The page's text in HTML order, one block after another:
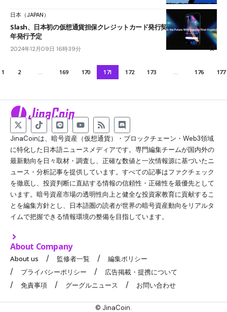
日本（JAPAN）
Slash、日本初の仮想通貨担保クレジットカード発行契約を締結｜2025
年発行予定
2024年12月09日 16時39分
1 2 169 170 171 172 173 176 177
JinaCoinは、暗号資産（仮想通貨）・ブロックチェーン・Web3領域
に特化した日本語ニュースメディアです。専門編集チームが国内外の
最新動向を日々取材・調査し、正確な数値と一次情報源に基づいたニ
ュース・分析記事を提供しています。すべての記事はファクチェック
を徹底し、投資判断に直結する情報の信頼性・正確性を最優先として
います。暗号資産市場の透明性向上と健全な投資家教育に貢献するこ
とを編集方針とし、日本語圏の読者が世界の暗号資産動向をリアルタ
イムで把握できる情報環境の整備を目指しています。
About Company
About us 監修者一覧
編集ポリシー
プライバシーポリシー
広告掲載・提携について
免責事項
グーグルニュース お問い合わせ
© JinaCoin.